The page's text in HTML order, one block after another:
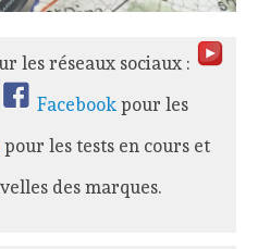
les réseaux sociaux :
Facebookpour les
pour les tests en cours et
des marques.